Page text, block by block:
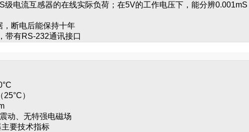
级电流互感器的在线实际负荷；在5V的工作电压下，能分辨0.001mS
断电后能保持十年
带有RS-232通讯接口
°C
25°C）
动、无特强电磁场
要技术指标